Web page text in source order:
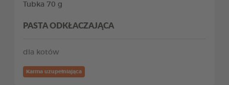
Tubka 70 g
PASTA ODKŁACZAJĄCA
dla kotów
Karma uzupełniająca